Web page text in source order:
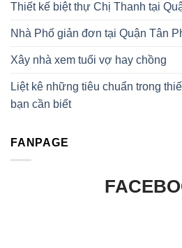
Thiết kế biệt thự Chị Thanh tại
Nhà Phố giản đơn tại Quận Tân
Xây nhà xem tuổi vợ hay chồng
Liệt kê những tiêu chuẩn trong
bạn cần biết
FANPAGE